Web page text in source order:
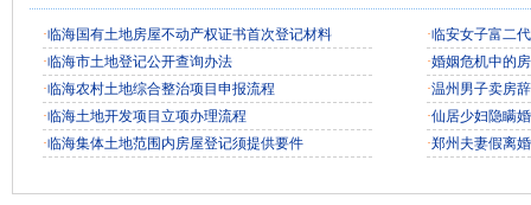
·临海国有土地房屋不动产权证书首次登记材料
·临海市土地登记公开查询办法
·临海农村土地综合整治项目申报流程
·临海土地开发项目立项办理流程
·临海集体土地范围内房屋登记须提供要件
·临安女子富二
·婚姻危机中的
·温州男子卖房
·仙居少妇隐瞒
·郑州夫妻假离